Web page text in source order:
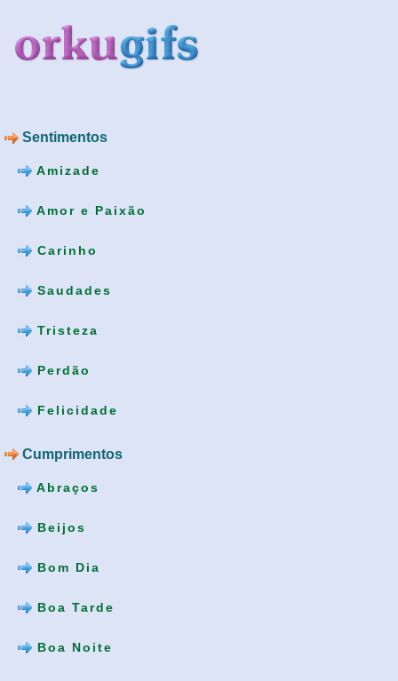
Sentimentos
Amizade
Amor e Paixão
Carinho
Saudades
Tristeza
Perdão
Felicidade
Cumprimentos
Abraços
Beijos
Bom Dia
Boa Tarde
Boa Noite